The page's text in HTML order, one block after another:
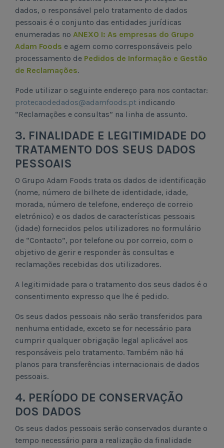
dados, o responsável pelo tratamento de dados
pessoais é o conjunto das entidades jurídicas
enumeradas no ANEXO I: As empresas do Grupo
Adam Foods e agem como corresponsáveis pelo
processamento de Pedidos de Informação e Gestão
de Reclamações.
Pode utilizar o seguinte endereço para nos contactar:
protecaodedados@adamfoods.pt indicando
“Reclamações e consultas” na linha de assunto.
3. FINALIDADE E LEGITIMIDADE DO
TRATAMENTO DOS SEUS DADOS
PESSOAIS
O Grupo Adam Foods trata os dados de identificação
(nome, número de bilhete de identidade, idade,
morada, número de telefone, endereço de correio
eletrónico) e os dados de características pessoais
(idade) fornecidos pelos utilizadores no formulário
de “Contacto”, por telefone ou por correio, com o
objetivo de gerir e responder às consultas e
reclamações recebidas dos utilizadores.
A legitimidade para o tratamento dos seus dados é o
consentimento expresso que lhe é pedido.
Os seus dados pessoais não serão transferidos para
nenhuma entidade, exceto se for necessário para
cumprir qualquer obrigação legal aplicável aos
responsáveis pelo tratamento. Também não há
planos para transferências internacionais de dados
pessoais.
4. PERÍODO DE CONSERVAÇÃO
DOS DADOS
Os seus dados pessoais serão conservados durante o
tempo necessário para a realização da finalidade